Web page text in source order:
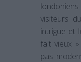
visiteurs
intrigue et
fait vieux
pas